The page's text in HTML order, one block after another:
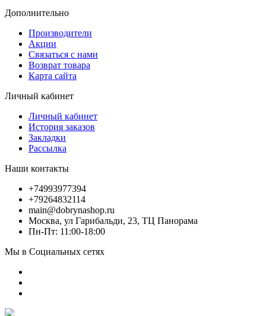
Дополнительно
Производители
Акции
Связаться с нами
Возврат товара
Карта сайта
Личный кабинет
Личный кабинет
История заказов
Закладки
Рассылка
Наши контакты
+74993977394
+79264832114
main@dobrynashop.ru
Москва, ул Гарибальди, 23, ТЦ Панорама
Пн-Пт: 11:00-18:00
Мы в Социальных сетях